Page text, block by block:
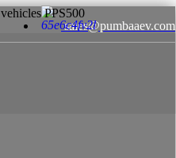
sales@pumbaaev.com